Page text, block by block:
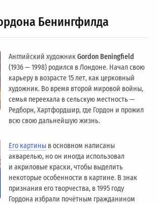
Бенингфилда
Английский художникGordon Beningfield
(1936 — 1998) родился в Лондоне. Начал свою
карьеру в возрасте 15 лет, как церковный
художник. Во время второй мировой войны,
семья переехала в сельскую местность —
Редборн, Хартфордшир, где Гордон и прожил
всю свою дальнейшую жизнь.
Его картины в основном написаны
акварелью, но он иногда использовал
и акриловые краски, чтобы выделить
некоторые особенности в картине. В знак
признания его творчества, в 1995 году
Гордона избрали почётным гражданином